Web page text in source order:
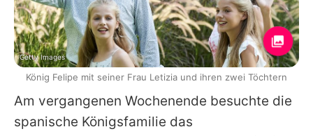
Am vergangenen Wochenende besuchte die
spanische Königsfamilie das
Getty Images
König Felipe mit seiner Frau Letizia und ihren zwei Töchtern